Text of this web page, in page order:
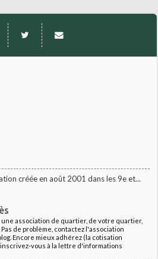
créée en août 2001 dans les 9e et...
association de quartier, de votre quartier,
de problème, contactez l'association
Encore mieux adhérez (la cotisation
vous à la lettre d'informations